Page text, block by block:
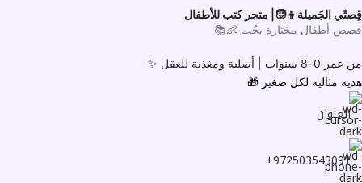
قِصتّي الجَميلة👦🧒| متجر كتب للأطفال
قصص أطفال مختارة بحُب 👶📚
من عمر 0–8 سنوات |
أصلية ومغذية للعقل ✨
هدية مثالية لكل صغير 🎁
العنوان
972503543091+